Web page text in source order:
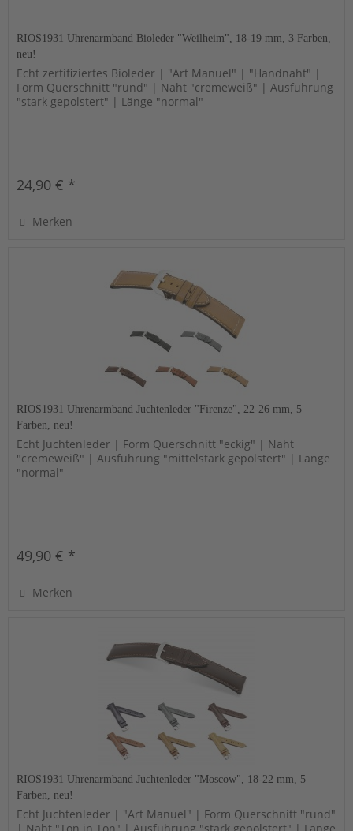
RIOS1931 Uhrenarmband Bioleder "Weilheim", 18-19 mm, 3 Farben,
neu!
Echt zertifiziertes Bioleder | "Art Manuel" | "Handnaht" |
Form Querschnitt "rund" | Naht "cremeweiß" | Ausführung
"stark gepolstert" | Länge "normal"
24,90 € *
Merken
RIOS1931 Uhrenarmband Juchtenleder "Firenze", 22-26 mm, 5
Farben, neu!
Echt Juchtenleder | Form Querschnitt "eckig" | Naht
"cremeweiß" | Ausführung "mittelstark gepolstert" | Länge
"normal"
49,90 € *
Merken
RIOS1931 Uhrenarmband Juchtenleder "Moscow", 18-22 mm, 5
Farben, neu!
Echt Juchtenleder | "Art Manuel" | Form Querschnitt "rund"